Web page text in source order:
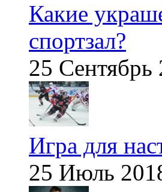
Какие
спортзал?
25 Сентябрь
Игра для
25 Июль